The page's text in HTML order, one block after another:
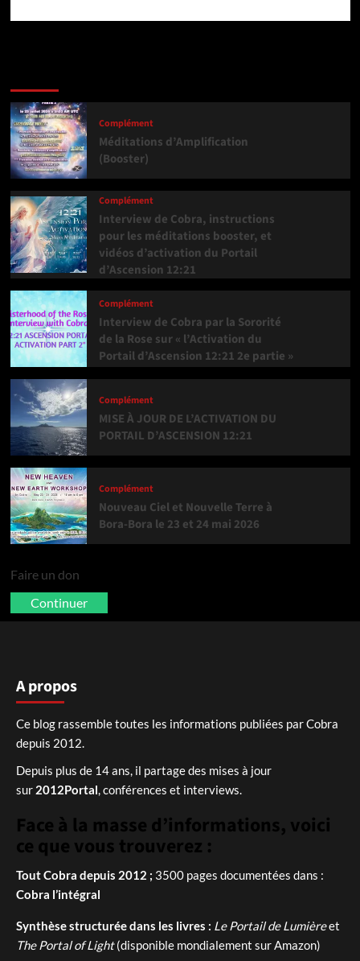
Complément
Méditations d’Amplification
(Booster)
Complément
Interview de Cobra, instructions
pour les méditations booster, et
vidéos d’activation du Portail
d’Ascension 12:21
Complément
Interview de Cobra par la Sororité
de la Rose sur « l’Activation du
Portail d’Ascension 12:21 2e partie »
Complément
MISE À JOUR DE L’ACTIVATION DU
PORTAIL D’ASCENSION 12:21
Complément
Nouveau Ciel et Nouvelle Terre à
Bora-Bora le 23 et 24 mai 2026
Faire un don
Continuer
A propos
Ce blog rassemble toutes les informations publiées par Cobra
depuis 2012.
Depuis plus de 14 ans, il partage des mises à jour
sur 2012Portal, conférences et interviews.
Face à la masse d’informations, voici
ce que vous trouverez :
Tout Cobra depuis 2012 ; 3500 pages documentées dans :
Cobra l’intégral
Synthèse structurée dans les livres : Le Portail de Lumièreet
The Portal of Light(disponible mondialement sur Amazon)